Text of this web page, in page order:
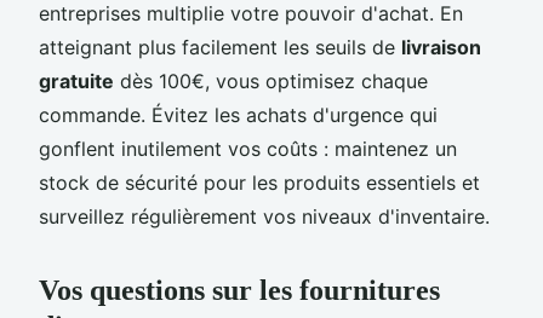
entreprises multiplie votre pouvoir d'achat. En
atteignant plus facilement les seuils de livraison
gratuite dès 100€, vous optimisez chaque
commande. Évitez les achats d'urgence qui
gonflent inutilement vos coûts : maintenez un
stock de sécurité pour les produits essentiels et
surveillez régulièrement vos niveaux d'inventaire.
Vos questions sur les fournitures